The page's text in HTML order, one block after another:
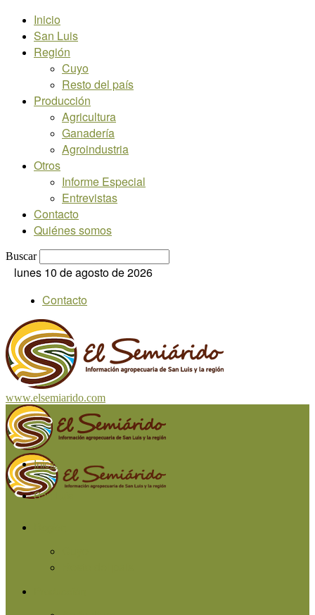
Inicio
San Luis
Región
Cuyo
Resto del país
Producción
Agricultura
Ganadería
Agroindustria
Otros
Informe Especial
Entrevistas
Contacto
Quiénes somos
Buscar
lunes 10 de agosto de 2026
Contacto
www.elsemiarido.com
Inicio
San Luis